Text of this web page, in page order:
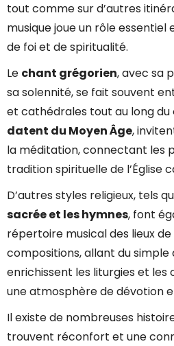
tout comme sur d’autres
musique joue un rôle essentiel
de foi et de spiritualité.
Le chant grégorien, avec sa
sa solennité, se fait souvent
et cathédrales tout au long du
datent du Moyen Âge,
la méditation, connectant les
tradition spirituelle de l’Église
D’autres styles religieux, tels
sacrée et les hymnes, font
répertoire musical des lieux de
compositions, allant du simple
enrichissent les liturgies et
une atmosphère de dévotion
Il existe de nombreuses
trouvent réconfort et une